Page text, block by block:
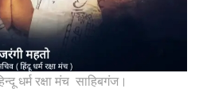
धर्म रक्षा मंच साहिबगंज।